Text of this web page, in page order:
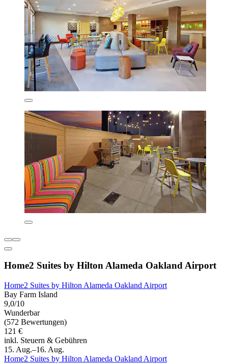
Home2 Suites by Hilton Alameda Oakland Airport
Home2 Suites by Hilton Alameda Oakland Airport
Bay Farm Island
9,0/10
Wunderbar
(572 Bewertungen)
121 €
inkl. Steuern & Gebühren
15. Aug.–16. Aug.
Home2 Suites by Hilton Alameda Oakland Airport